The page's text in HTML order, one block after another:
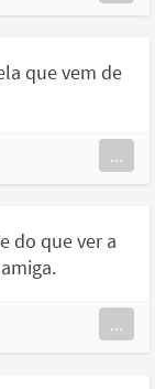
que vem de
...
do que ver a
...